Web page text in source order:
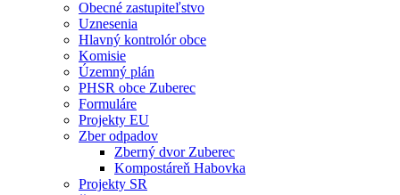
Obecné zastupiteľstvo
Uznesenia
Hlavný kontrolór obce
Komisie
Územný plán
PHSR obce Zuberec
Formuláre
Projekty EU
Zber odpadov
Zberný dvor Zuberec
Kompostáreň Habovka
Projekty SR